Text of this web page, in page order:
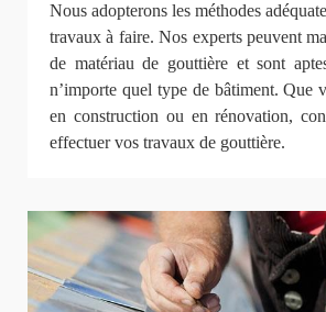
Nous adopterons les méthodes
travaux à faire. Nos experts peuvent
de matériau de gouttière et sont
n’importe quel type de bâtiment. Que
en construction ou en rénovation,
effectuer vos travaux de gouttière.